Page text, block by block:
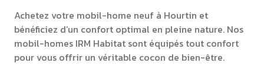
Achetez votre mobil-home neuf à Hourtin et
bénéficiez d’un confort optimal en pleine nature. Nos
mobil-homes IRM Habitat sont équipés tout confort
pour vous offrir un véritable cocon de bien-être.